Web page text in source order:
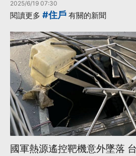
2025/6/19 07:30
閱讀更多 #住戶 有關的新聞
國軍熱源遙控靶機意外墜落